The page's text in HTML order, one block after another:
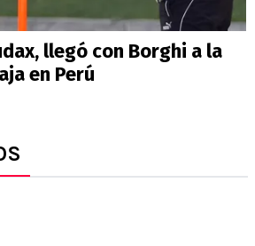
llegó con Borghi a la
en Perú